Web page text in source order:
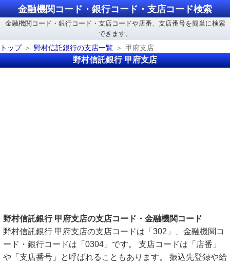
金融機関コード・銀行コード・支店コード検索
金融機関コード・銀行コード・支店コードや店番、支店番号を簡単に検索
できます。
トップ
野村信託銀行の支店一覧 甲府支店
野村信託銀行 甲府支店
野村信託銀行 甲府支店の支店コード・金融機関コード
野村信託銀行 甲府支店の支店コードは「302」、金融機関コ
ード・銀行コードは「0304」です。 支店コードは「店番」
や「支店番号」と呼ばれることもあります。 振込先登録や給